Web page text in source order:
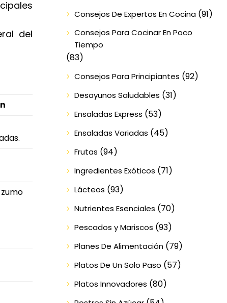
del
Consejos De Expertos En Cocina(91)
Consejos Para Cocinar En Poco
Tiempo
(83)
Consejos Para Principiantes (92)
Desayunos Saludables (31)
Ensaladas Express (53)
Ensaladas Variadas (45)
Frutas (94)
Ingredientes Exóticos (71)
Lácteos (93)
Nutrientes Esenciales (70)
Pescados y Mariscos (93)
Planes De Alimentación(79)
Platos De Un Solo Paso (57)
Platos Innovadores (80)